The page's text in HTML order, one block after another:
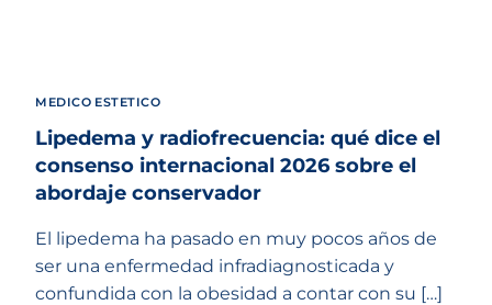
MEDICO ESTETICO
Lipedema y radiofrecuencia: qué dice el
consenso internacional 2026 sobre el
abordaje conservador
El lipedema ha pasado en muy pocos años de
ser una enfermedad infradiagnosticada y
confundida con la obesidad a contar con su […]